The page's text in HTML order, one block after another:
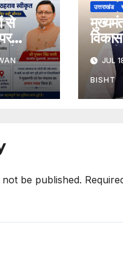
से
का
उत्तराखंड
मार्ग
JUL
BISHT
be published.